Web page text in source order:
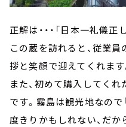
正解は・・・「日本一礼儀
この蔵を訪れると、従業
拶と笑顔で迎えてくれます
また、初めて購入してく
です。霧島は観光地なの
度きりかもしれない、だ